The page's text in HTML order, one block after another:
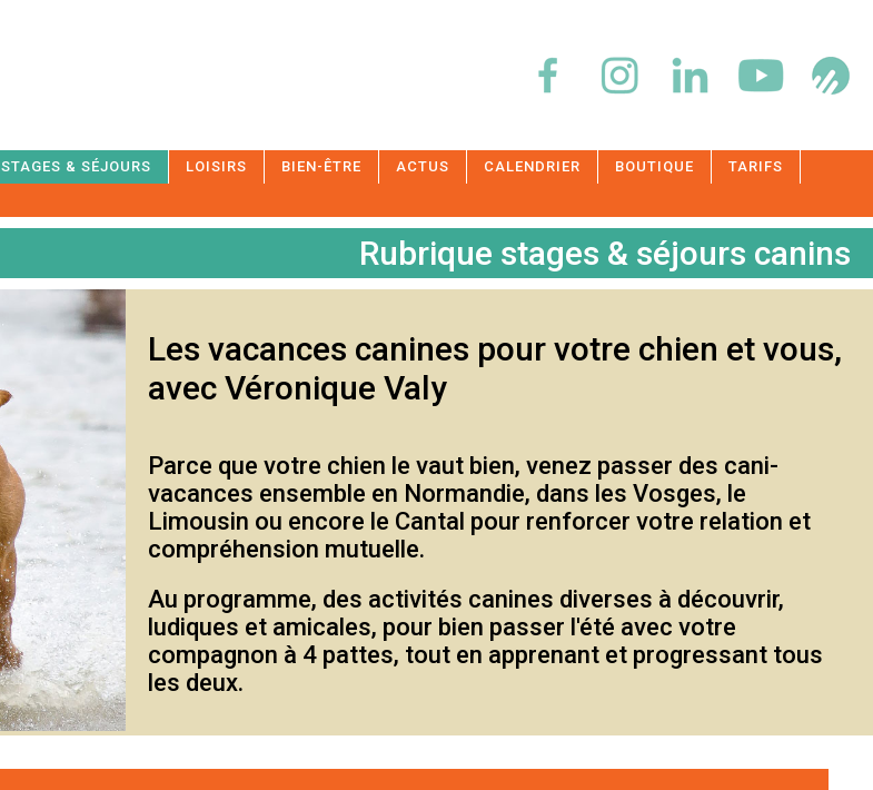
STAGES & SÉJOURS LOISIRS BIEN-ÊTRE ACTUS CALENDRIER BOUTIQUE
TARIFS
Rubrique stages & séjours canins
Les vacances canines pour votre chien et vous,
avec Véronique Valy
Parce que votre chien le vaut bien, venez passer des cani-
vacances ensemble en Normandie, dans les Vosges, le
Limousin ou encore le Cantal pour renforcer votre relation et
compréhension mutuelle.
Au programme, des activités canines diverses à découvrir,
ludiques et amicales, pour bien passer l'été avec votre
compagnon à 4 pattes, tout en apprenant et progressant tous
les deux.